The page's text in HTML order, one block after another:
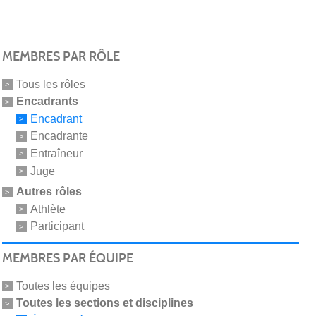
MEMBRES PAR RÔLE
Tous les rôles
Encadrants
Encadrant
Encadrante
Entraîneur
Juge
Autres rôles
Athlète
Participant
MEMBRES PAR ÉQUIPE
Toutes les équipes
Toutes les sections et disciplines